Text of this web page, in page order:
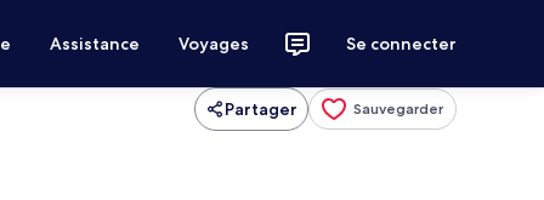
Assistance Voyages Se connecter
Partager Sauvegarder